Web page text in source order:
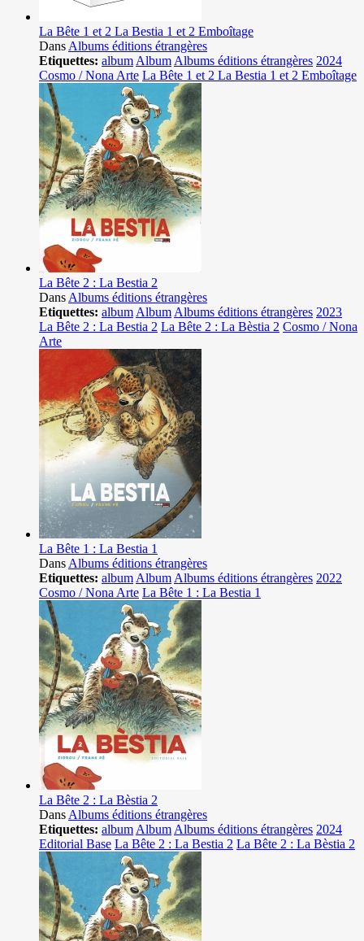
La Bête 1 et 2 La Bestia 1 et 2 Emboîtage
Dans Albums éditions étrangères
Etiquettes: album Album Albums éditions étrangères 2024
Cosmo / Nona Arte La Bête 1 et 2 La Bestia 1 et 2 Emboîtage
La Bête 2 : La Bestia 2
Dans Albums éditions étrangères
Etiquettes: album Album Albums éditions étrangères 2023
La Bête 2 : La Bestia 2 La Bête 2 : La Bèstia 2 Cosmo / Nona
Arte
La Bête 1 : La Bestia 1
Dans Albums éditions étrangères
Etiquettes: album Album Albums éditions étrangères 2022
Cosmo / Nona Arte La Bête 1 : La Bestia 1
La Bête 2 : La Bèstia 2
Dans Albums éditions étrangères
Etiquettes: album Album Albums éditions étrangères 2024
Editorial Base La Bête 2 : La Bestia 2 La Bête 2 : La Bèstia 2